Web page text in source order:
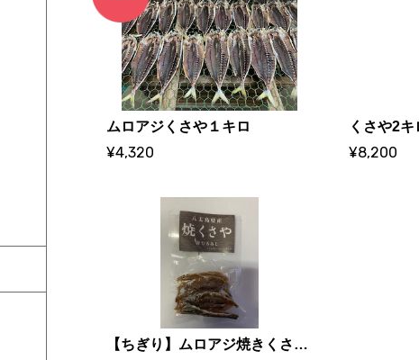
ムロアジくさや１キロ
¥4,320
くさや2キ
¥8,200
【ちぎり】ムロアジ焼きくさや 40g